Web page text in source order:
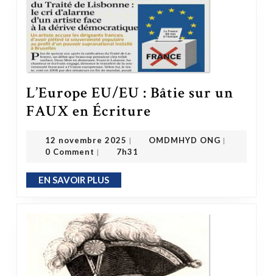
L’Europe EU/EU : Bâtie sur un
FAUX en Écriture
12 novembre 2025 12 novembre 2025
| OMDMHYD ONGOMDMHYD ONG
|
0 Comment | 7h31
EN SAVOIR PLUSEN SAVOIR PLUS